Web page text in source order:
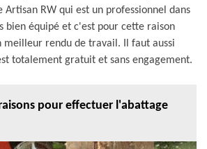
RW qui est un professionnel dans
bien équipé et c'est pour cette raison
rendu de travail. Il faut aussi
totalement gratuit et sans engagement.
pour effectuer l'abattage